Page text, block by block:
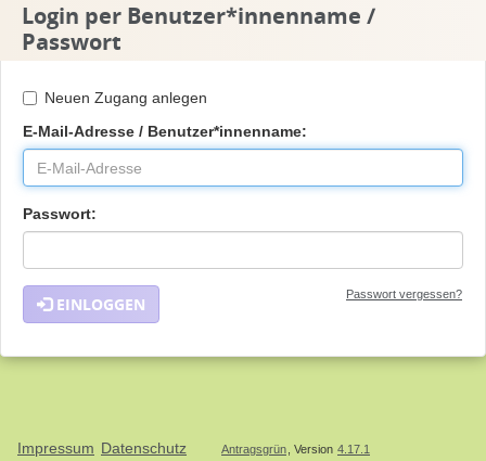
Login per Benutzer*innenname /
Passwort
Neuen Zugang anlegen
E-Mail-Adresse / Benutzer*innenname:
Passwort:
EINLOGGEN Passwort vergessen?
Impressum Datenschutz Antragsgrün , Version 4.17.1